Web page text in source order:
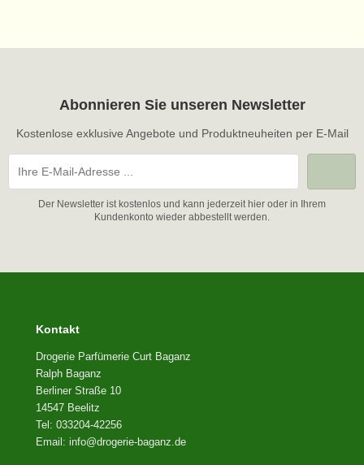
Abonnieren Sie unseren Newsletter
Kostenlose exklusive Angebote und Produktneuheiten per E-Mail
Der Newsletter ist kostenlos und kann jederzeit hier oder in Ihrem
Kundenkonto wieder abbestellt werden.
Kontakt
Drogerie Parfümerie Curt Baganz
Ralph Baganz
Berliner Straße 10
14547 Beelitz
Tel: 033204-42256
Email: info@drogerie-baganz.de